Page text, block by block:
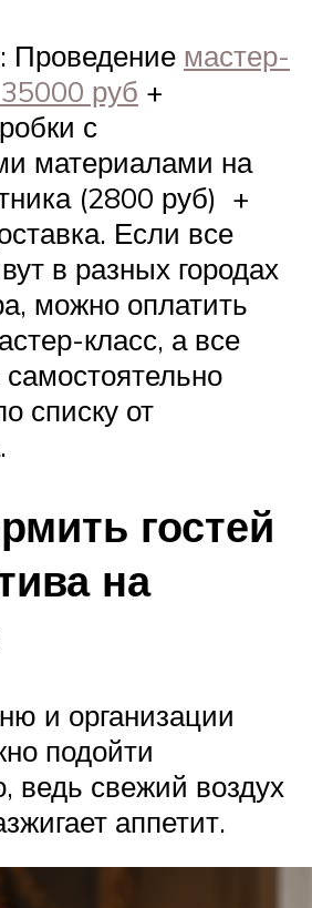
Проведение мастер-
руб +
с
материалами на
(2800 руб) +
Если все
в разных городах
можно оплатить
класс, а все
списку от
гостей
на
и организации
подойти
ведь свежий воздух
аппетит.